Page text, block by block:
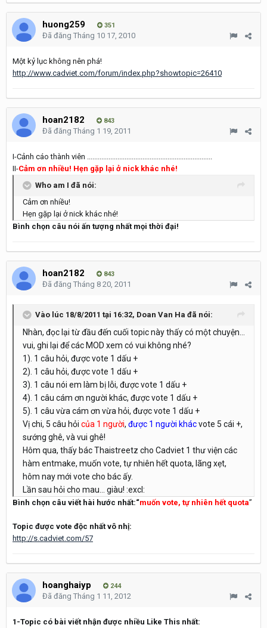
huong259 351
Đã đăng Tháng 10 17, 2010
Một kỷ lục không nên phá!
http://www.cadviet.com/forum/index.php?showtopic=26410
hoan2182 843
Đã đăng Tháng 1 19, 2011
I-Cảnh cáo thành viên ......................................................................
II-Cảm ơn nhiều! Hẹn gặp lại ở nick khác nhé!
Who am I đã nói:
Cảm ơn nhiều!
Hẹn gặp lại ở nick khác nhé!
Bình chọn câu nói ấn tượng nhất mọi thời đại!
hoan2182 843
Đã đăng Tháng 8 20, 2011
Vào lúc 18/8/2011 tại 16:32, Doan Van Ha đã nói:
Nhàn, đọc lại từ đầu đến cuối topic này thấy có một chuyện...
vui, ghi lại để các MOD xem có vui không nhé?
1). 1 câu hỏi, được vote 1 dấu +
2). 1 câu hỏi, được vote 1 dấu +
3). 1 câu nói em làm bị lỗi, được vote 1 dấu +
4). 1 câu cám ơn người khác, được vote 1 dấu +
5). 1 câu vừa cám ơn vừa hỏi, được vote 1 dấu +
Vị chi, 5 câu hỏi của 1 người, được 1 người khácvote 5 cái +,
sướng ghê, và vui ghê!
Hôm qua, thấy bác Thaistreetz cho Cadviet 1 thư viện các
hàm entmake, muốn vote, tự nhiên hết quota, lãng xẹt,
hôm nay mới vote cho bác ấy.
Lần sau hỏi cho mau... giàu! :excl:
Bình chọn câu viết hài hước nhất:“muốn vote, tự nhiên hết quota”
Topic được vote độc nhất vô nhị:
http://s.cadviet.com/57
hoanghaiyp 244
Đã đăng Tháng 1 11, 2012
1-Topic có bài viết nhận được nhiều Like This nhất: